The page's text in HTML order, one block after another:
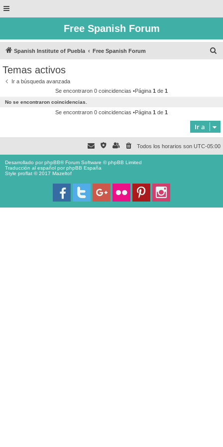
Free Spanish Forum
Spanish Institute of Puebla Free Spanish Forum
Temas activos
Ir a búsqueda avanzada
Se encontraron 0 coincidencias •Página 1 de 1
No se encontraron coincidencias.
Se encontraron 0 coincidencias •Página 1 de 1
Ir a
Todos los horarios son UTC-05:00
Desarrollado porphpBB® Forum Software © phpBB Limited
Traducción al español porphpBB España
Style proflat © 2017 Mazeltof